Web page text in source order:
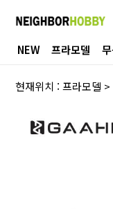
NEW 프라모델
현재위치 :프라모델 >